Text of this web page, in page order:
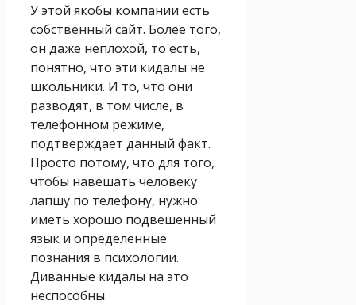
У этой якобы компании есть
собственный сайт. Более того,
он даже неплохой, то есть,
понятно, что эти кидалы не
школьники. И то, что они
разводят, в том числе, в
телефонном режиме,
подтверждает данный факт.
Просто потому, что для того,
чтобы навешать человеку
лапшу по телефону, нужно
иметь хорошо подвешенный
язык и определенные
познания в психологии.
Диванные кидалы на это
неспособны.